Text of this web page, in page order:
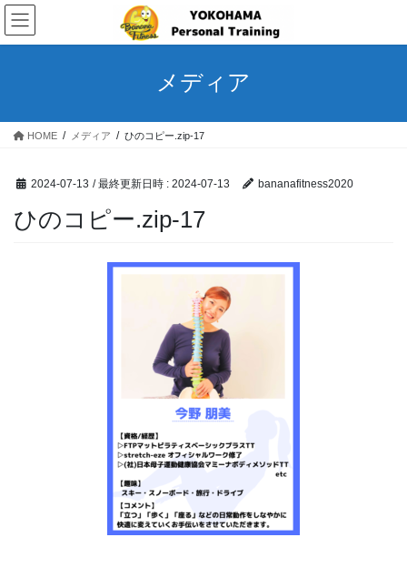
コ
ン
テ
ス
ナ
ビ
ゲ
ン
メディア
HOME メディア ひのコピー.zip-17
2024-07-13 / 最終更新日時 : 2024-07-13 bananafitness2020
ひのコピー.zip-17